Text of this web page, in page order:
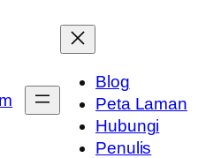
Blog
Peta Laman
Hubungi
Penulis